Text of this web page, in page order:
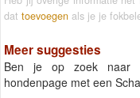
dat toevoegen als je je
Meer suggesties
Ben je op zoek naar
hondenpage met een